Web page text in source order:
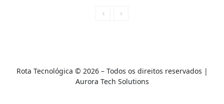
Rota Tecnológica © 2026 – Todos os direitos reservados |
Aurora Tech Solutions